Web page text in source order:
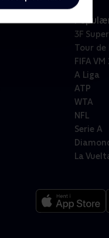
3F
Tour de
FIFA VM
A Liga
ATP
WTA
NFL
Serie A
La